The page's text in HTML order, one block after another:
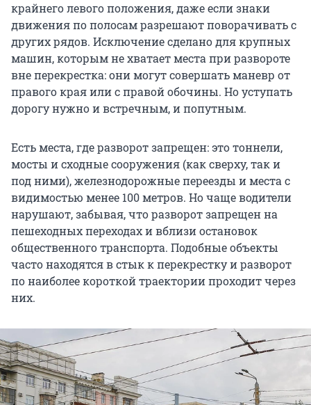
крайнего левого положения, даже если знаки
движения по полосам разрешают поворачивать с
других рядов. Исключение сделано для крупных
машин, которым не хватает места при развороте
вне перекрестка: они могут совершать маневр от
правого края или с правой обочины. Но уступать
дорогу нужно и встречным, и попутным.
Есть места, где разворот запрещен: это тоннели,
мосты и сходные сооружения (как сверху, так и
под ними), железнодорожные переезды и места с
видимостью менее 100 метров. Но чаще водители
нарушают, забывая, что разворот запрещен на
пешеходных переходах и вблизи остановок
общественного транспорта. Подобные объекты
часто находятся в стык к перекрестку и разворот
по наиболее короткой траектории проходит через
них.